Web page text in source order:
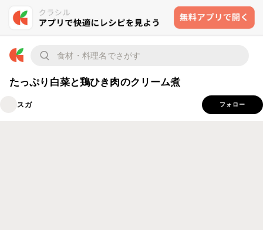
たっぷり白菜と鶏ひき肉のクリーム煮
スガ フォロー